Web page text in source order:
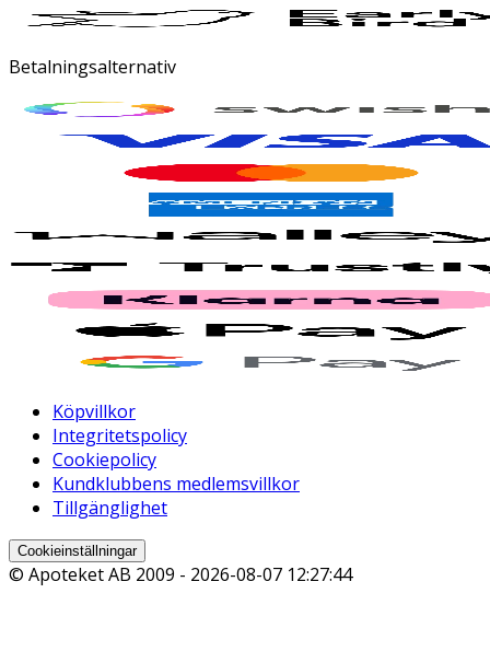
Betalningsalternativ
Köpvillkor
Integritetspolicy
Cookiepolicy
Kundklubbens medlemsvillkor
Tillgänglighet
Cookieinställningar
© Apoteket AB 2009 - 2026-08-07 12:27:44